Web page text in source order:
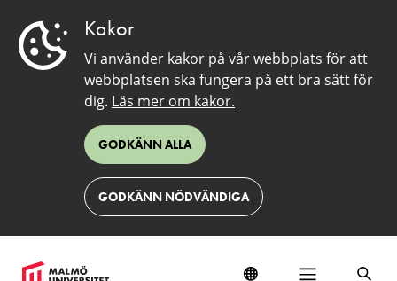
Kakor
Vi använder kakor på vår webbplats för att
webbplatsen ska fungera på ett bra sätt för
dig. Läs mer om kakor.
GODKÄNN ALLA
GODKÄNN NÖDVÄNDIGA